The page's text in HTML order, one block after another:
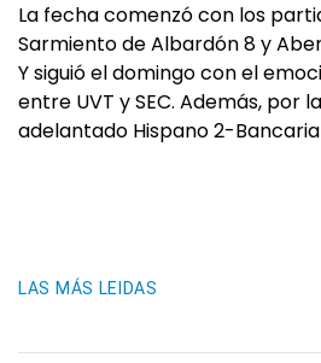
La fecha comenzó con los
Sarmiento de Albardón 8 y
Y siguió el domingo con el
entre UVT y SEC. Además, por
adelantado Hispano 2-Bancaria
LAS MÁS LEIDAS